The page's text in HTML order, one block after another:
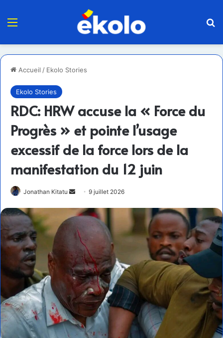
Menu
Accueil / Ekolo Stories
Ekolo Stories
RDC: HRW accuse la « Force du
Progrès » et pointe l’usage
excessif de la force lors de la
manifestation du 12 juin
Jonathan Kitatu
Envoyer
courriel
9 juillet 2026